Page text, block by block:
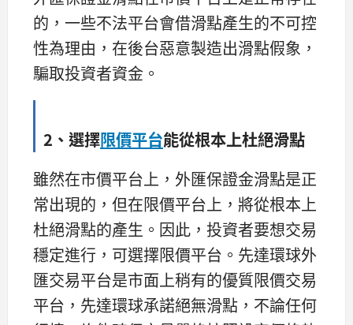
的，一些不法平台會借滑點產生的不可控
性為理由，在後台惡意製造出滑點假象，
騙取投資者資金。
2、選擇限價平台能從根本上杜絕滑點
雖然在市價平台上，外匯保證金滑點是正
常出現的，但在限價平台上，將從根本上
杜絕滑點的產生。因此，投資者要想交易
穩定進行，可選擇限價平台。先達環球外
匯交易平台是市面上稍有的優質限價交易
平台，先達環球承諾絕無滑點，不論任何